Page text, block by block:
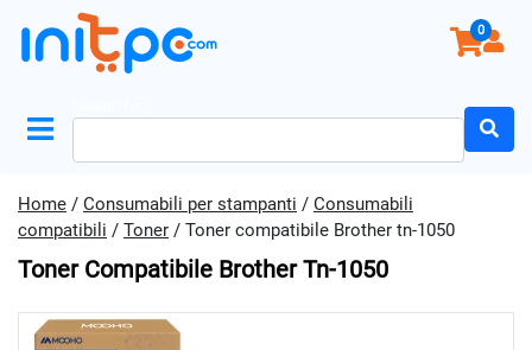
0
Home / Consumabili per stampanti / Consumabili
compatibili / Toner / Toner compatibile Brother tn-1050
Toner Compatibile Brother Tn-1050